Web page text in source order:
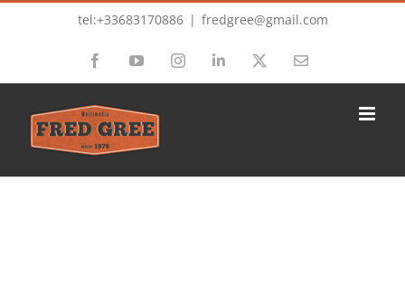
tel:+33683170886 | fredgree@gmail.com
FacebookYouTubeInstagramLinkedIn Email